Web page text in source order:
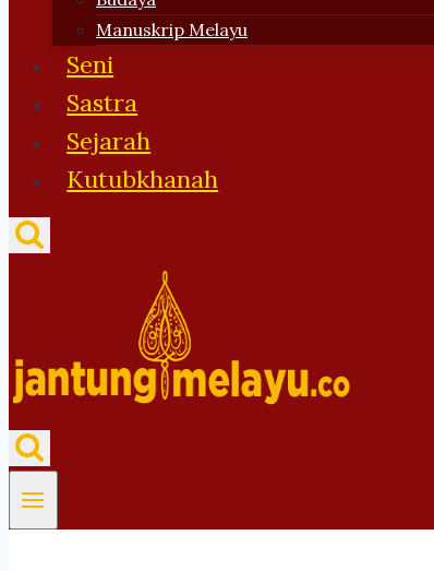
Manuskrip Melayu
Seni
Sastra
Sejarah
Kutubkhanah